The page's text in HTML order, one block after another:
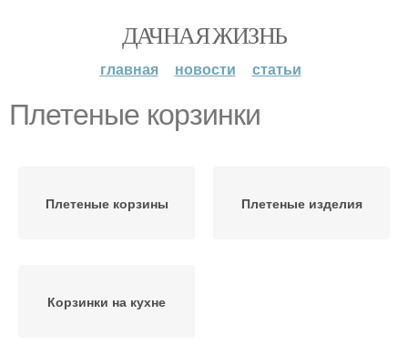
ДАЧНАЯ ЖИЗНЬ
главная новости статьи
Плетеные корзинки
Плетеные корзины Плетеные изделия
Корзинки на кухне